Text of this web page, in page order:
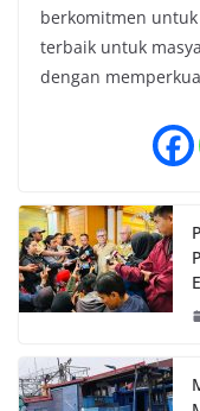
berkomitmen
terbaik untuk
dengan